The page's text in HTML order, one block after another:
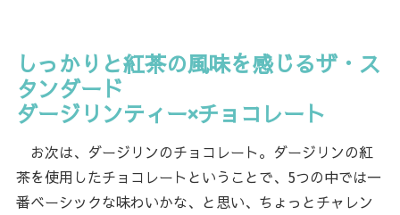
しっかりと紅茶の風味を感じるザ・ス
タンダード
ダージリンティー×チョコレート
お次は、ダージリンのチョコレート。ダージリンの紅
茶を使用したチョコレートということで、5つの中では一
番ベーシックな味わいかな、と思い、ちょっとチャレン